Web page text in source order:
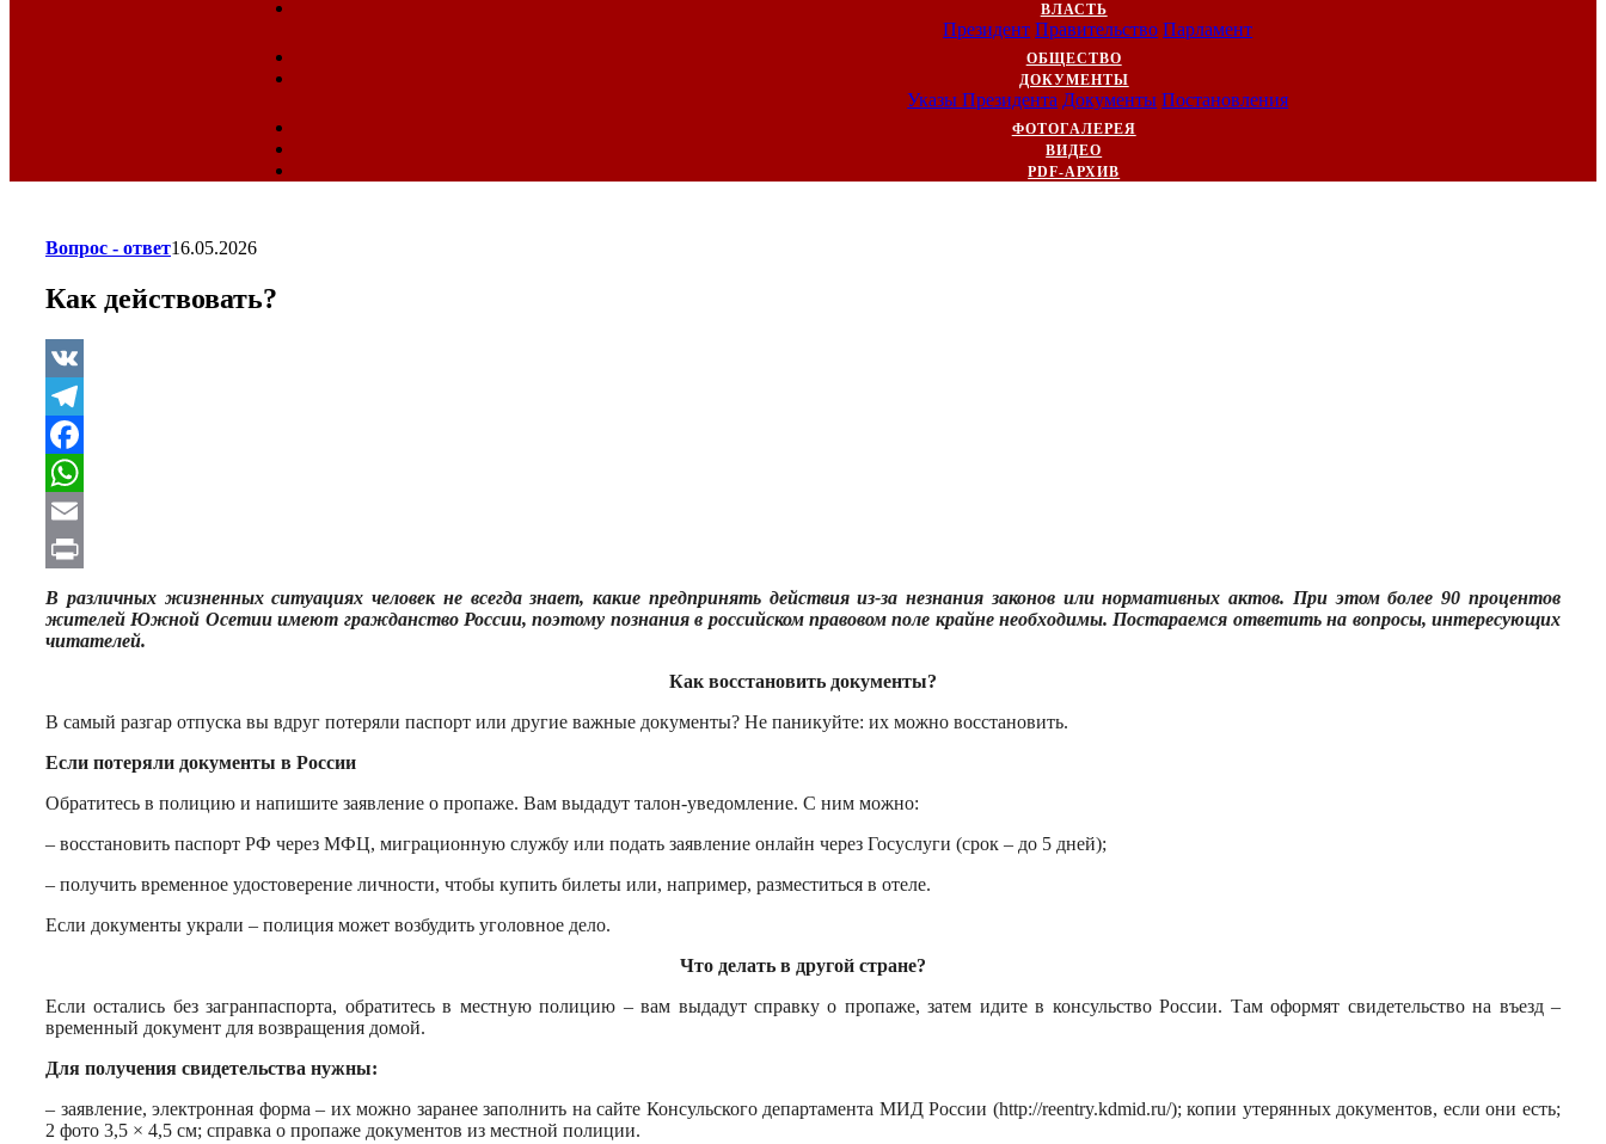
ВЛАСТЬ
Президент Правительство Парламент
ОБЩЕСТВО
ДОКУМЕНТЫ
Указы Президента Документы Постановления
ФОТОГАЛЕРЕЯ
ВИДЕО
PDF-АРХИВ
Вопрос - ответ16.05.2026
Как действовать?
VK
Telegram
Facebook
WhatsApp
Email
Print
В различных жизненных ситуациях человек не всегда знает, какие предпринять действия из-за незнания законов или нормативных актов. При этом более 90 процентов
жителей Южной Осетии имеют гражданство России, поэтому познания в российском правовом поле крайне необходимы. Постараемся ответить на вопросы, интересующих
читателей.
Как восстановить документы?
В самый разгар отпуска вы вдруг потеряли паспорт или другие важные документы? Не паникуйте: их можно восстановить.
Если потеряли документы в России
Обратитесь в полицию и напишите заявление о пропаже. Вам выдадут талон-уведомление. С ним можно:
– восстановить паспорт РФ через МФЦ, миграционную службу или подать заявление онлайн через Госуслуги (срок – до 5 дней);
– получить временное удостоверение личности, чтобы купить билеты или, например, разместиться в отеле.
Если документы украли – полиция может возбудить уголовное дело.
Что делать в другой стране?
Если остались без загранпаспорта, обратитесь в местную полицию – вам выдадут справку о пропаже, затем идите в консульство России. Там оформят свидетельство на въезд –
временный документ для возвращения домой.
Для получения свидетельства нужны:
– заявление, электронная форма – их можно заранее заполнить на сайте Консульского департамента МИД России (http://reentry.kdmid.ru/); копии утерянных документов, если они есть;
2 фото 3,5 × 4,5 см; справка о пропаже документов из местной полиции.